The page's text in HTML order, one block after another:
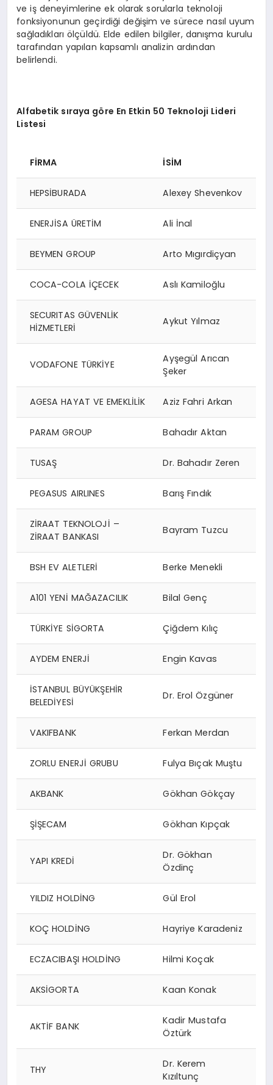
ve iş deneyimlerine ek olarak sorularla teknoloji
fonksiyonunun geçirdiği değişim ve sürece nasıl uyum
sağladıkları ölçüldü. Elde edilen bilgiler, danışma kurulu
tarafından yapılan kapsamlı analizin ardından
belirlendi.
Alfabetik sıraya göre En Etkin 50 Teknoloji Lideri
Listesi
FİRMA İSİM
HEPSİBURADA Alexey Shevenkov
ENERJİSA ÜRETİM Ali İnal
BEYMEN GROUP Arto Mıgırdiçyan
COCA-COLA İÇECEK Aslı Kamiloğlu
SECURITAS GÜVENLİK
HİZMETLERİ
Aykut Yılmaz
VODAFONE TÜRKİYE
Ayşegül Arıcan
Şeker
AGESA HAYAT VE EMEKLİLİK Aziz Fahri Arkan
PARAM GROUP Bahadır Aktan
TUSAŞ Dr. Bahadır Zeren
PEGASUS AIRLINES Barış Fındık
ZİRAAT TEKNOLOJİ –
ZİRAAT BANKASI
Bayram Tuzcu
BSH EV ALETLERİ Berke Menekli
A101 YENİ MAĞAZACILIK Bilal Genç
TÜRKİYE SİGORTA Çiğdem Kılıç
AYDEM ENERJİ Engin Kavas
İSTANBUL BÜYÜKŞEHİR
BELEDİYESİ
Dr. Erol Özgüner
VAKIFBANK Ferkan Merdan
ZORLU ENERJİ GRUBU Fulya Bıçak Muştu
AKBANK Gökhan Gökçay
ŞİŞECAM Gökhan Kıpçak
YAPI KREDİ
Dr. Gökhan
Özdinç
YILDIZ HOLDİNG Gül Erol
KOÇ HOLDİNG Hayriye Karadeniz
ECZACIBAŞI HOLDİNG Hilmi Koçak
AKSİGORTA Kaan Konak
AKTİF BANK
Kadir Mustafa
Öztürk
THY
Dr. Kerem
Kızıltunç